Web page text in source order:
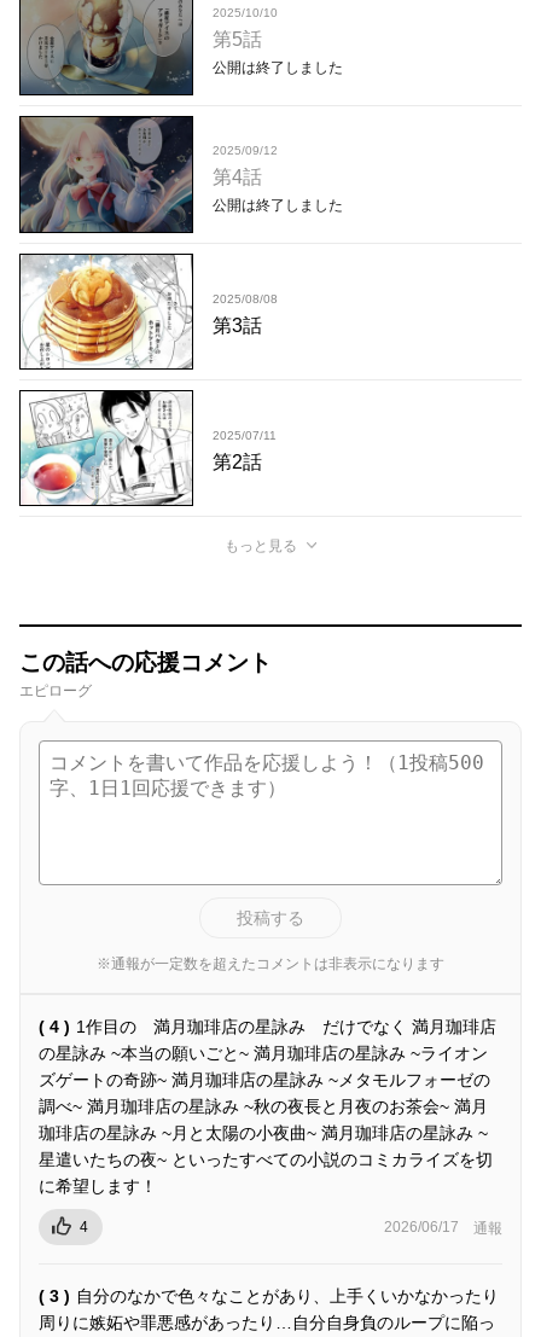
2025/10/10
第5話
公開は終了しました
2025/09/12
第4話
公開は終了しました
2025/08/08
第3話
2025/07/11
第2話
もっと見る
この話への応援コメント
エピローグ
投稿する
※通報が一定数を超えたコメントは非表示になります
( 4 ) 1作目の 満月珈琲店の星詠み だけでなく 満月珈琲店
の星詠み ~本当の願いごと~ 満月珈琲店の星詠み ~ライオン
ズゲートの奇跡~ 満月珈琲店の星詠み ~メタモルフォーゼの
調べ~ 満月珈琲店の星詠み ~秋の夜長と月夜のお茶会~ 満月
珈琲店の星詠み ~月と太陽の小夜曲~ 満月珈琲店の星詠み ~
星遣いたちの夜~ といったすべての小説のコミカライズを切
に希望します！
4 2026/06/17 通報
( 3 ) 自分のなかで色々なことがあり、上手くいかなかったり
周りに嫉妬や罪悪感があったり…自分自身負のループに陥っ